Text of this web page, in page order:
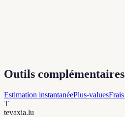
Outils complémentaires
Estimation instantanéePlus-values
T
tevaxia.lu